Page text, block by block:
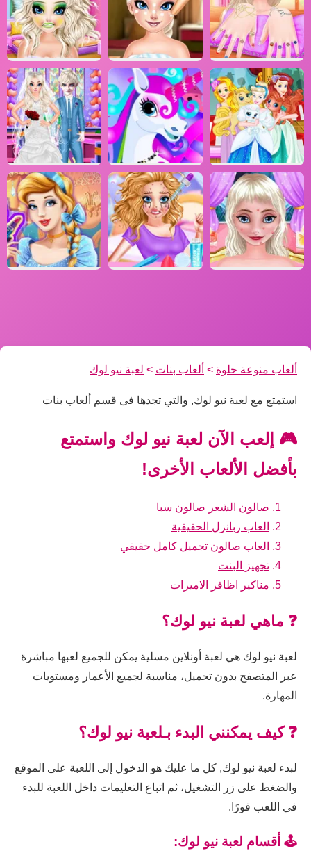
ألعاب منوعة حلوة > ألعاب بنات > لعبة نيو لوك
استمتع مع لعبة نيو لوك, والتي تجدها فى قسم ألعاب بنات
🎮 إلعب الآن لعبة نيو لوك واستمتع
بأفضل الألعاب الأخرى!
صالون الشعر صالون سبا
العاب ربانزل الحقيقية
العاب صالون تجميل كامل حقيقي
تجهيز البنت
مناكير اظافر الاميرات
❓ ماهي لعبة نيو لوك؟
لعبة نيو لوك هي لعبة أونلاين مسلية يمكن للجميع لعبها مباشرة
عبر المتصفح بدون تحميل، مناسبة لجميع الأعمار ومستويات
المهارة.
❓ كيف يمكنني البدء بـلعبة نيو لوك؟
لبدء لعبة نيو لوك, كل ما عليك هو الدخول إلى اللعبة على الموقع
والضغط على زر التشغيل، ثم اتباع التعليمات داخل اللعبة للبدء
في اللعب فورًا.
🕹️ أقسام لعبة نيو لوك: